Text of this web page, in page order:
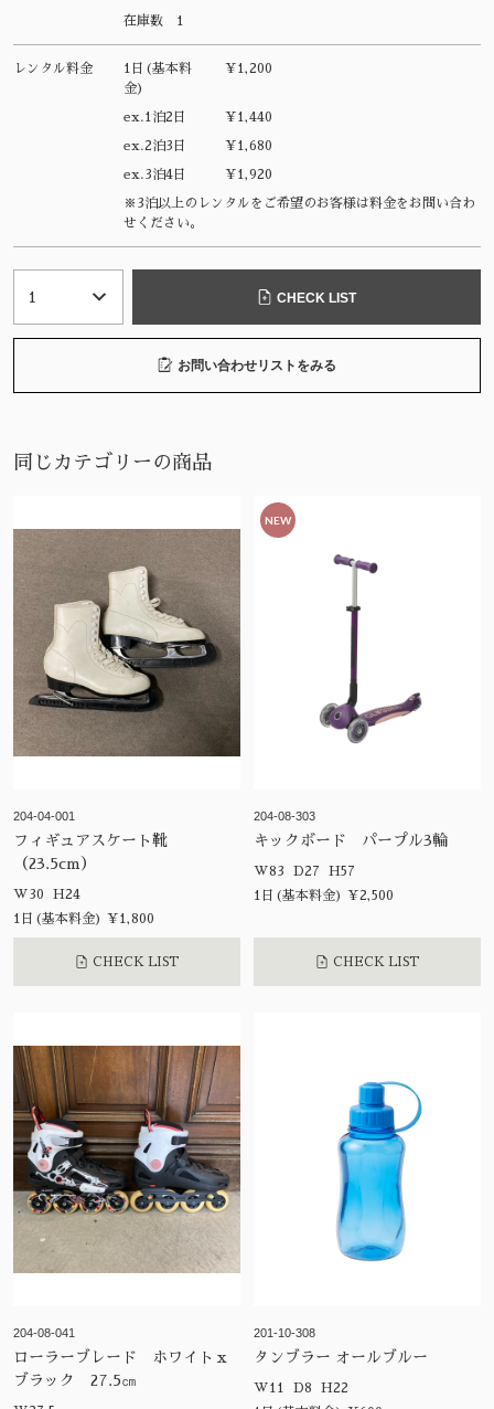
在庫数 1
レンタル料金
1日(基本料
金)
¥1,200
ex.1泊2日 ¥1,440
ex.2泊3日 ¥1,680
ex.3泊4日 ¥1,920
※3泊以上のレンタルをご希望のお客様は料金をお問い合わ
せください。
CHECK LIST
お問い合わせリストをみる
同じカテゴリーの商品
204-04-001
フィギュアスケート靴
（23.5cm）
W30 H24
1日(基本料金) ¥1,800
CHECK LIST
NEW
204-08-303
キックボード パープル3輪
W83 D27 H57
1日(基本料金) ¥2,500
CHECK LIST
204-08-041
ローラーブレード ホワイトｘ
ブラック 27.5㎝
201-10-308
タンブラー オールブルー
W11 D8 H22